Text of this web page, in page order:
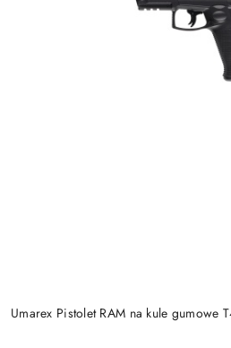
Umarex Pistolet RAM na kule gumowe